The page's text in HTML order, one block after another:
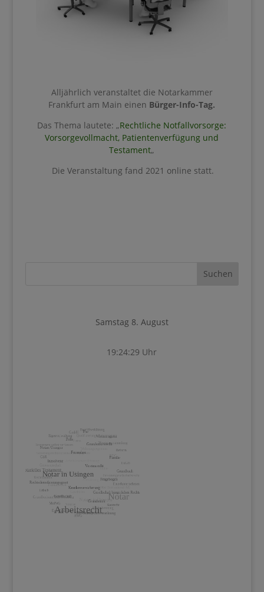
Alljährlich veranstaltet die Notarkammer
Frankfurt am Main einen Bürger-Info-Tag.
Das Thema lautete: „Rechtliche Notfallvorsorge:
Vorsorgevollmacht, Patientenverfügung und
Testament„
Die Veranstaltung fand 2021 online statt.
Samstag 8. August
19:24:30 Uhr